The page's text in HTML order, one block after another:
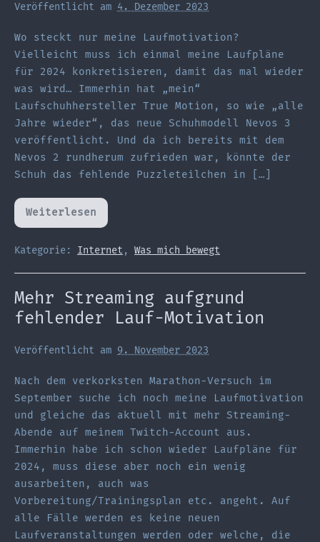
Veröffentlicht am 4. Dezember 2023
Wo steckt nur meine Laufmotivation?
Vielleicht muss ich einmal meine Laufpläne
für 2024 konkretisieren, damit das mal wieder
was wird… Immerhin hat „mein“
Laufschuhhersteller True Motion, so wie „alle
Jahre wieder“, das neue Schuhmodell Nevos 3
veröffentlicht. Und da ich bereits mit dem
Nevos 2 rundherum zufrieden war, könnte der
Schuh das fehlende Puzzleteilchen in […]
Weiterlesen
Weiter,
weiter,
weiter
–
2024
Kategorie: Internet , Was mich bewegt
Mehr Streaming aufgrund
fehlender Lauf-Motivation
Veröffentlicht am 9. November 2023
Nach dem verkorksten Marathon-Versuch im
September suche ich noch meine Laufmotivation
und gleiche das aktuell mit mehr Streaming-
Abende auf meinem Twitch-Account aus.
Immerhin habe ich schon wieder Laufpläne für
2024, muss diese aber noch ein wenig
ausarbeiten, auch was
Vorbereitung/Trainingsplan etc. angeht. Auf
alle Fälle werden es keine neuen
Laufveranstaltungen werden oder welche, die